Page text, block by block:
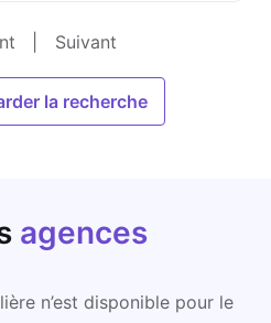
Suivant
la recherche
agences
n’est disponible pour le